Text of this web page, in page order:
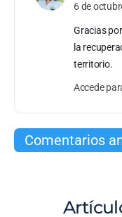
6 de
Gracias
la
territorio.
Accede
Comentarios